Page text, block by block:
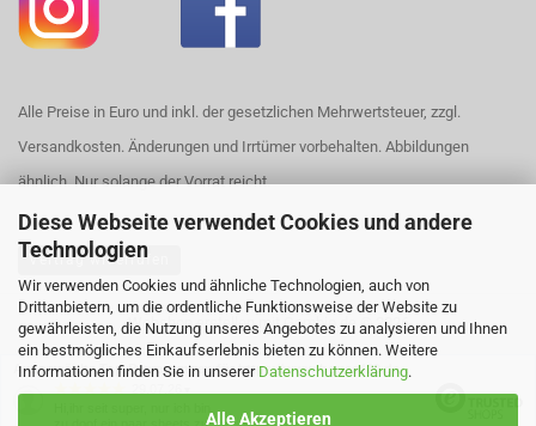
Diese Webseite verwendet Cookies und andere
Technologien
Wir verwenden Cookies und ähnliche Technologien, auch von
Drittanbietern, um die ordentliche Funktionsweise der Website zu
gewährleisten, die Nutzung unseres Angebotes zu analysieren und Ihnen
ein bestmögliches Einkaufserlebnis bieten zu können. Weitere
Informationen finden Sie in unserer Datenschutzerklärung.
Alle Akzeptieren
Alle Preise in Euro und inkl. der gesetzlichen Mehrwertsteuer, zzgl.
Versandkosten. Änderungen und Irrtümer vorbehalten. Abbildungen
ähnlich. Nur solange der Vorrat reicht.
Vertrag widerrufen
Webshop erstellenmit Gambio.de © 2026
Ausgewählte Top-Bewertungen für https://www.house420.de